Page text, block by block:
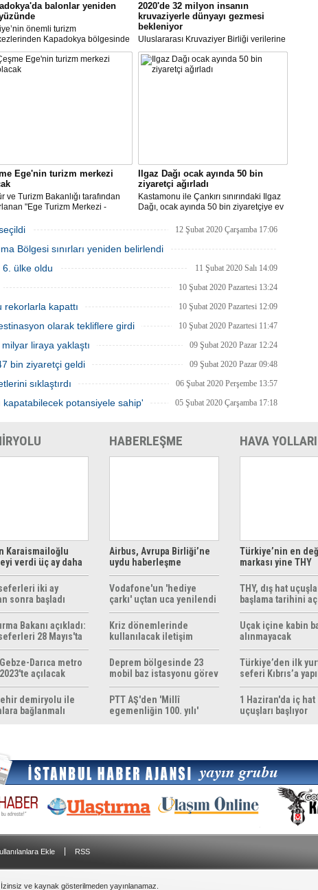
balonlar yeniden
önemli turizm
Kapadokya bölgesinde
hava balon turları 11 gün aradan
bu sabah yeniden yapıldı.
2020'de 32 milyon insanın
kruvaziyerle dünyayı gezmesi
bekleniyor
Uluslararası Kruvaziyer Birliği verilerine
göre, bu yıl yaklaşık 32 milyon insanın
seyahat rotasında, son yıllarda
güçlenen ve tatil severlerin ilgisini
Ege'nin turizm merkezi
ve Turizm Bakanlığı tarafından
"Ege Turizm Merkezi -
12 aya yayılması ve 100 bin
istihdam edilmesi hedefleniyor.
Ilgaz Dağı ocak ayında 50 bin
ziyaretçi ağırladı
Kastamonu ile Çankırı sınırındaki Ilgaz
Dağı, ocak ayında 50 bin ziyaretçiye ev
12 Şubat 2020 Çarşamba 17:06
Bölgesi sınırları yeniden belirlendi
12 Şubat 2020 Çarşamba 12:31
6. ülke oldu 11 Şubat 2020 Salı 14:09
10 Şubat 2020 Pazartesi 13:24
rekorlarla kapattı 10 Şubat 2020 Pazartesi 12:09
olarak tekliflere girdi 10 Şubat 2020 Pazartesi 11:47
liraya yaklaştı 09 Şubat 2020 Pazar 12:24
bin ziyaretçi geldi 09 Şubat 2020 Pazar 09:48
sıklaştırdı 06 Şubat 2020 Perşembe 13:57
kapatabilecek potansiyele sahip' 05 Şubat 2020 Çarşamba 17:18
Karaismailoğlu
verdi üç ay daha
iki ay
sonra başladı
Bakanı açıkladı:
28 Mayıs'ta
Darıca metro
açılacak
demiryolu ile
bağlanmalı
HABERLEŞME
Airbus, Avrupa Birliği’ne
uydu haberleşme
çözümleri sunuyor
Vodafone'un 'hediye
çarkı' uçtan uca yenilendi
Kriz dönemlerinde
kullanılacak iletişim
yöntemleri rehberi
hazırlandı
Deprem bölgesinde 23
mobil baz istasyonu görev
yapıyor
PTT AŞ'den 'Millî
egemenliğin 100. yılı'
HAVA YOLLARI
Türkiye’nin en
markası yine THY
THY, dış hat
başlama tarihini
Uçak içine kabin
alınmayacak
Türkiye’den ilk yurt
seferi Kıbrıs’a
1 Haziran'da iç hat
uçuşları başlıyor
Ekle RSS
İzinsiz ve kaynak gösterilmeden yayınlanamaz.